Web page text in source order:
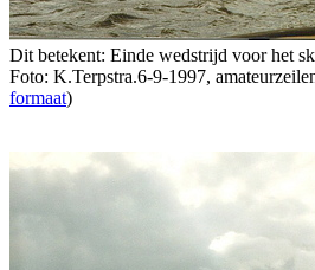
Dit betekent: Einde wedstrijd voor het
Foto: K.Terpstra.6-9-1997,
formaat)